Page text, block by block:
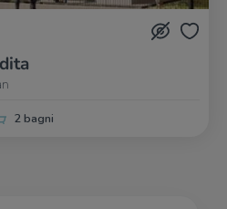
2 bagni